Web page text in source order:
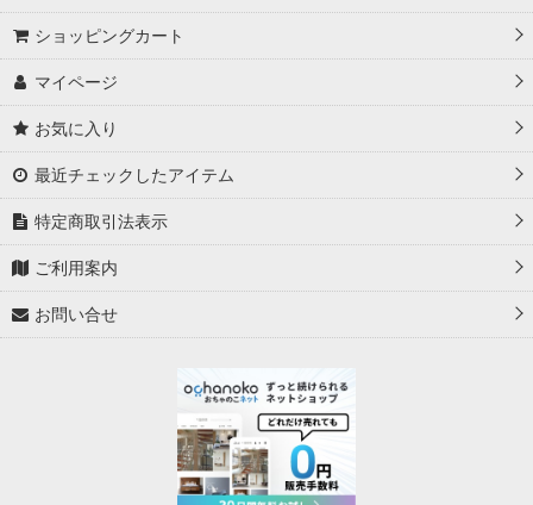
ショッピングカート
マイページ
お気に入り
最近チェックしたアイテム
特定商取引法表示
ご利用案内
お問い合せ